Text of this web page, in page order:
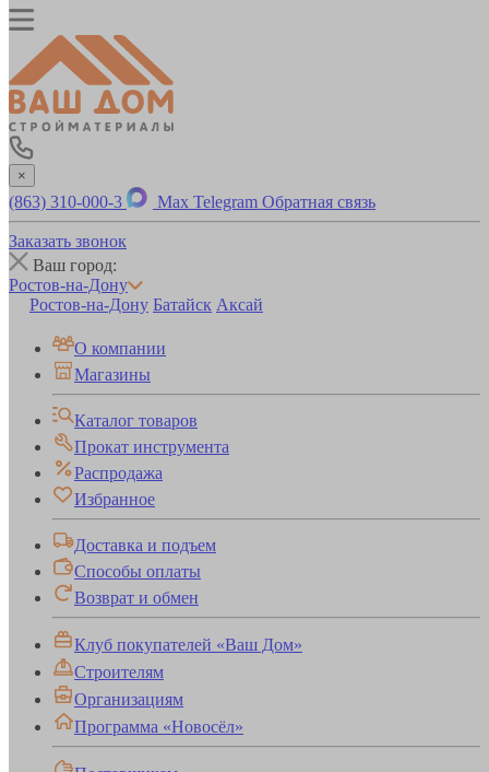
×
(863) 310-000-3 Max Telegram Обратная связь
Заказать звонок
Ваш город:
Ростов-на-Дону
Ростов-на-Дону Батайск Аксай
О компании
Магазины
Каталог товаров
Прокат инструмента
Распродажа
Избранное
Доставка и подъем
Способы оплаты
Возврат и обмен
Клуб покупателей «Ваш Дом»
Строителям
Организациям
Программа «Новосёл»